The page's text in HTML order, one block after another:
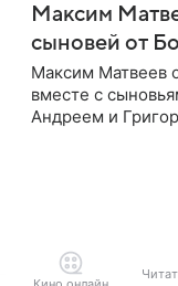
Максим
сыновей от
Максим Матвеев
вместе с
Андреем и